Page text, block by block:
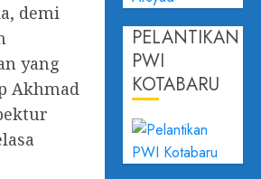
demi
yang
Akhmad
PELANTIKAN
PWI
KOTABARU